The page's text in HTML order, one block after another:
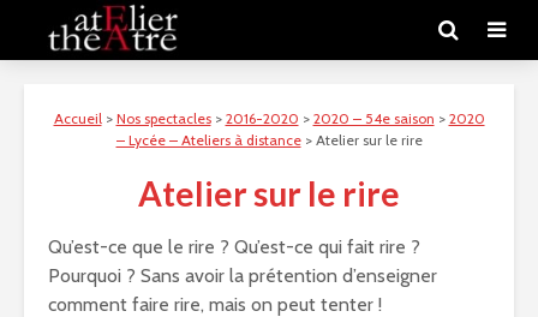
Accueil> Nos spectacles> 2016-2020 > 2020 – 54e saison > 2020
– Lycée – Ateliers à distance> Atelier sur le rire
Atelier sur le rire
Qu’est-ce que le rire ? Qu’est-ce qui fait rire ?
Pourquoi ? Sans avoir la prétention d’enseigner
comment faire rire, mais on peut tenter !